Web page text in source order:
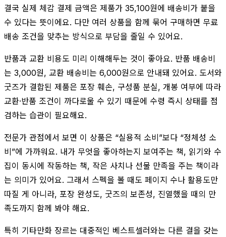
결국 실제 체감 결제 금액은 제품가 35,100원에 배송비가 붙을
수 있다는 뜻이에요. 다만 여러 상품을 함께 묶어 구매하면 무료
배송 조건을 맞추는 방식으로 부담을 줄일 수 있어요.
반품과 교환 비용도 미리 이해해두는 것이 좋아요. 반품 배송비
는 3,000원, 교환 배송비는 6,000원으로 안내돼 있어요. 도서와
굿즈가 결합된 제품은 포장 훼손, 구성품 분실, 개봉 여부에 따라
교환·반품 조건이 까다로울 수 있기 때문에 수령 즉시 상태를 점
검하는 습관이 필요해요.
전문가 관점에서 보면 이 상품은 “실용적 소비”보다 “정체성 소
비”에 가까워요. 내가 무엇을 좋아하는지 보여주는 책, 읽기와 수
집이 동시에 작동하는 책, 작은 사치나 선물 만족을 주는 책이라
는 의미가 있어요. 그래서 스펙을 볼 때도 페이지 수나 활용도만
따질 게 아니라, 포장 완성도, 굿즈의 보존성, 진열했을 때의 만
족도까지 함께 봐야 해요.
특히 기타만화 장르는 대중적인 베스트셀러와는 다른 결을 갖는